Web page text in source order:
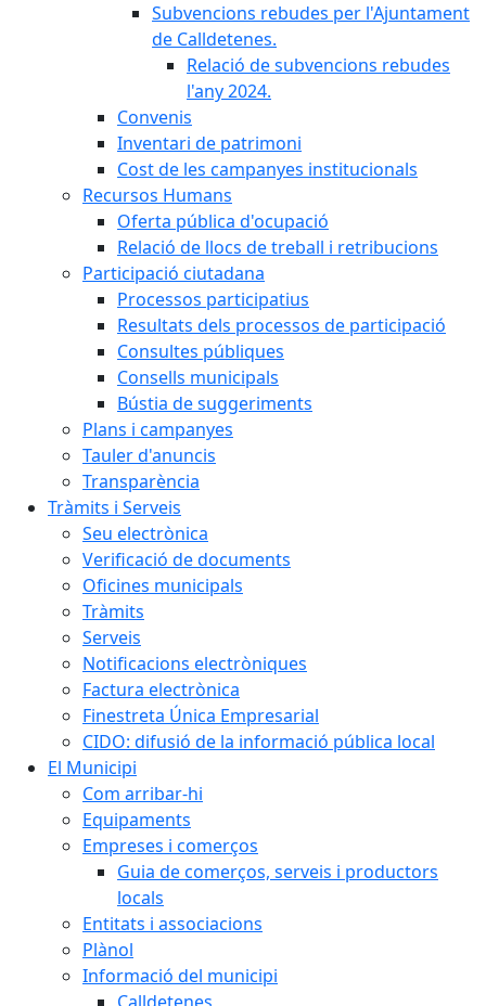
Subvencions rebudes per l'Ajuntament
de Calldetenes.
Relació de subvencions rebudes
l'any 2024.
Convenis
Inventari de patrimoni
Cost de les campanyes institucionals
Recursos Humans
Oferta pública d'ocupació
Relació de llocs de treball i retribucions
Participació ciutadana
Processos participatius
Resultats dels processos de participació
Consultes públiques
Consells municipals
Bústia de suggeriments
Plans i campanyes
Tauler d'anuncis
Transparència
Tràmits i Serveis
Seu electrònica
Verificació de documents
Oficines municipals
Tràmits
Serveis
Notificacions electròniques
Factura electrònica
Finestreta Única Empresarial
CIDO: difusió de la informació pública local
El Municipi
Com arribar-hi
Equipaments
Empreses i comerços
Guia de comerços, serveis i productors
locals
Entitats i associacions
Plànol
Informació del municipi